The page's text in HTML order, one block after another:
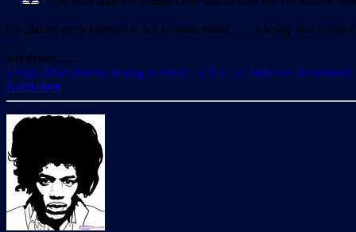
ich glaube mein Internet u. ich werden müde........ich sag' mal schon
Bis denne......
Frage: Does humor belong in music ? ( F.Z. ) //Antwort: Revolution
Nach oben